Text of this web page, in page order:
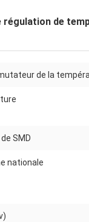
régulation de
de la
SMD
nationale